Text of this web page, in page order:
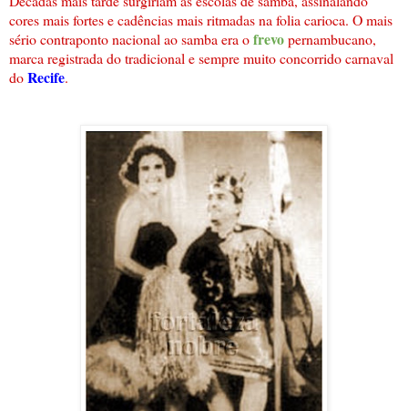
cores mais fortes e cadências mais ritmadas na folia carioca. O mais
sério contraponto nacional ao samba era ofrevopernambucano,
marca registrada do tradicional e sempre muito concorrido carnaval
doRecife.